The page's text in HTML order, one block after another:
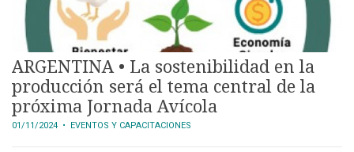
ARGENTINA • La sostenibilidad en la
producción será el tema central de la
próxima Jornada Avícola
01/11/2024 • EVENTOS Y CAPACITACIONES